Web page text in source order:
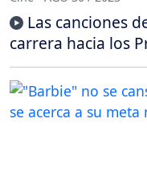
Las canciones
carrera hacia los